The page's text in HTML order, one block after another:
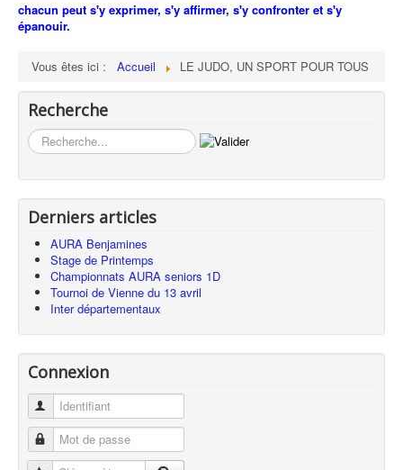
chacun peut s'y exprimer, s'y affirmer, s'y confronter et s'y
épanouir.
Vous êtes ici : Accueil LE JUDO, UN SPORT POUR TOUS
Recherche
Rechercher
Derniers articles
AURA Benjamines
Stage de Printemps
Championnats AURA seniors 1D
Tournoi de Vienne du 13 avril
Inter départementaux
Connexion
Identifiant
Mot de passe